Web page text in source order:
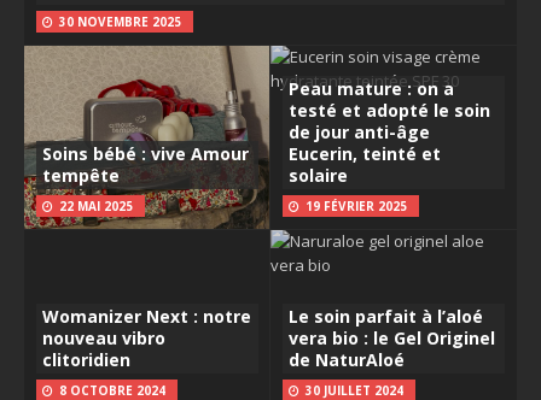
30 NOVEMBRE 2025
Soins bébé : vive Amour
tempête
22 MAI 2025
Peau mature : on a
testé et adopté le soin
de jour anti-âge
Eucerin, teinté et
solaire
19 FÉVRIER 2025
Womanizer Next : notre
nouveau vibro
clitoridien
8 OCTOBRE 2024
Le soin parfait à l’aloé
vera bio : le Gel Originel
de NaturAloé
30 JUILLET 2024